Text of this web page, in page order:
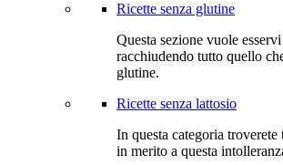
Ricette senza glutine
Questa sezione vuole
racchiudendo tutto quello
glutine.
Ricette senza lattosio
In questa categoria
in merito a questa